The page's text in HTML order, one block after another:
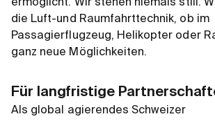
ermöglicht. Wir stehen niemals still.
die Luft-und Raumfahrttechnik, ob im
Passagierflugzeug, Helikopter oder
ganz neue Möglichkeiten.
Für langfristige
Als global agierendes Schweizer